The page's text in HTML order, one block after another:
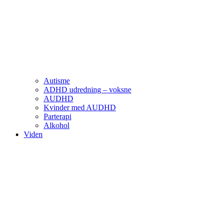
Autisme
ADHD udredning – voksne
AUDHD
Kvinder med AUDHD
Parterapi
Alkohol
Viden